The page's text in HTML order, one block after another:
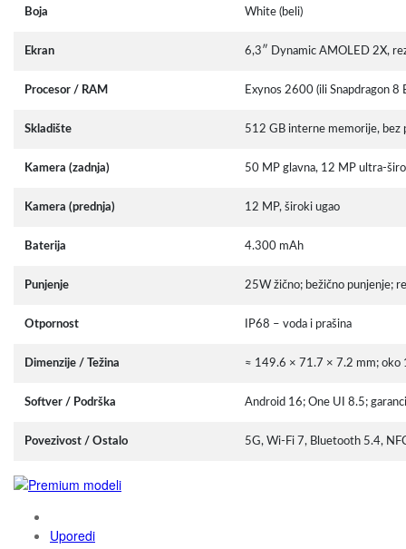
Boja White (beli)
Ekran 6,3″ Dynamic AMOLED 2X,
Procesor / RAM Exynos 2600 (ili Snapdragon
Skladište 512 GB interne memorije, bez
Kamera (zadnja) 50 MP glavna, 12 MP ultra-
Kamera (prednja) 12 MP, široki ugao
Baterija 4.300 mAh
Punjenje 25W žično; bežično punjenje;
Otpornost IP68 – voda i prašina
Dimenzije / Težina ≈ 149.6 × 71.7 × 7.2 mm; oko
Softver / Podrška Android 16; One UI 8.5;
Povezivost / Ostalo 5G, Wi-Fi 7, Bluetooth 5.4,
Uporedi